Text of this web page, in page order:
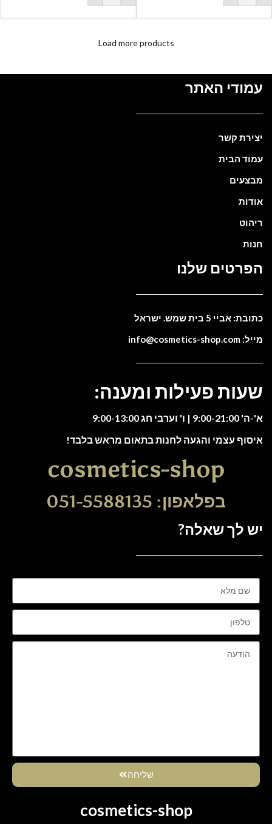
Load more products
עמודי האתר
יצירת קשר
עמוד הבית
מבצעים
אודות
ריהוט
חנות
הפרטים שלנו
כתובת: אביי 5 בית שמש. ישראל
מייל: info@cosmetics-shop.com
שעות פעילות ומענה:
א'-ה' 9:00-21:00 | ו' וערבי חג 9:00-13:00
איסוף עצמי והגעה לחנות בתאום מראש בלבד!
cosmetics-shop
בפלאפון: 051-5588135
יש לך שאלה?
שליחה
cosmetics-shop